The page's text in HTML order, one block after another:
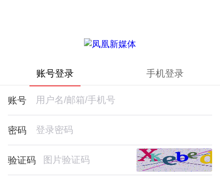
账号登录 手机登录
账号
密码
验证码